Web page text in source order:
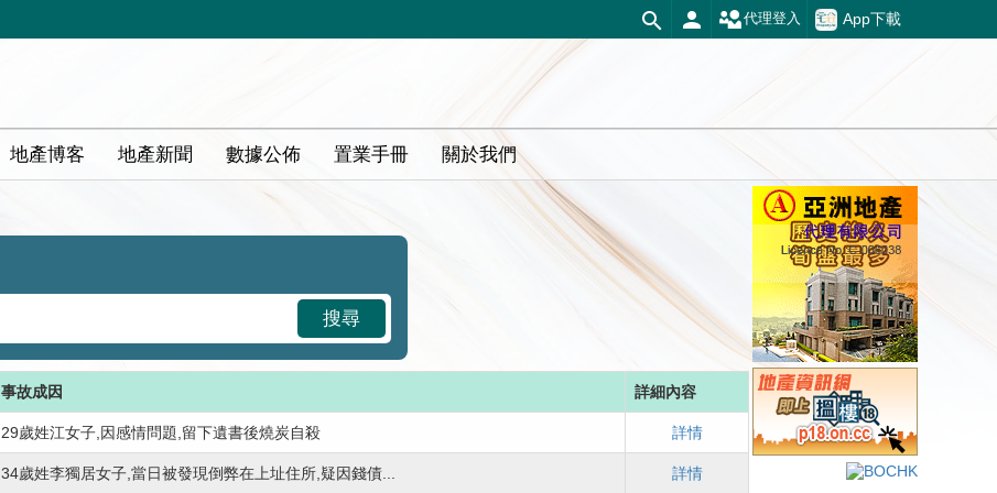
App下載
代理登入
地產博客 地產新聞 數據公佈 置業手冊 關於我們
搜尋
事故成因 詳細內容
29歲姓江女子,因感情問題,留下遺書後燒炭自殺 詳情
34歲姓李獨居女子,當日被發現倒弊在上址住所,疑因錢債... 詳情